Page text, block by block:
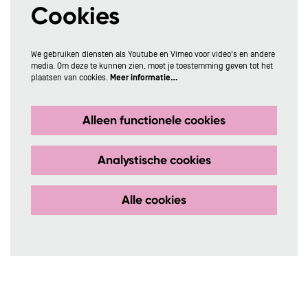
Cookies
We gebruiken diensten als Youtube en Vimeo voor video's en andere
media. Om deze te kunnen zien, moet je toestemming geven tot het
plaatsen van cookies. Meer informatie…
Alleen functionele cookies
Analystische cookies
Alle cookies